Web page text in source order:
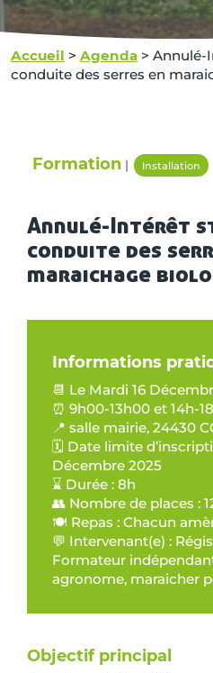
Accueil > Agenda > Annulé-
conduite des serres en
Formation | Installation
Annulé-Intérêt
conduite des
maraichage
Informations
📆 Le Mardi 16
⏰ 9h00-13h00 et 14h-
📍 salle mairie, 24430
🗓️ Date limite
Décembre 2025
⌛ Durée : 8h
👥 Nombre de places :
🍽️ Repas : Chacun
💬 Intervenant(e) :
Formateur
agronome, maraicher
Objectif principal